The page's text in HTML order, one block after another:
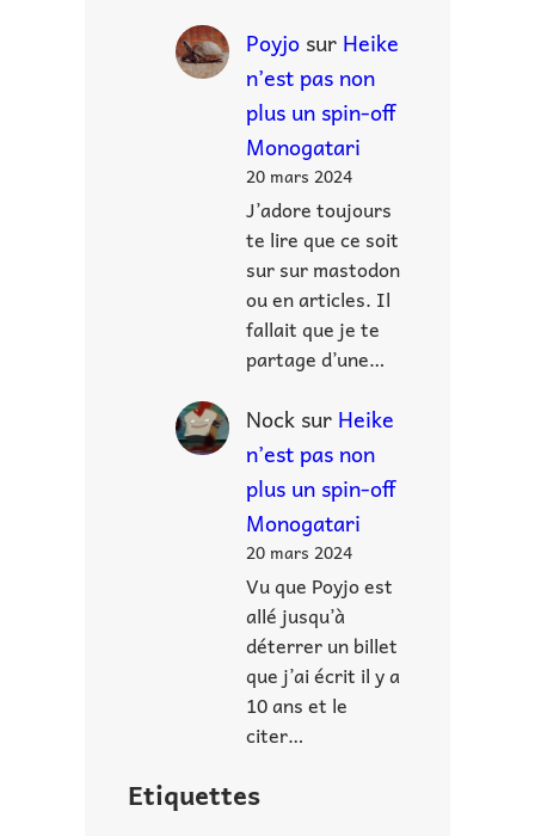
Poyjosur Heike
n’est pas non
plus un spin-off
Monogatari
20 mars 2024
J’adore toujours
te lire que ce soit
sur sur mastodon
ou en articles. Il
fallait que je te
partage d’une…
Nocksur Heike
n’est pas non
plus un spin-off
Monogatari
20 mars 2024
Vu que Poyjo est
allé jusqu’à
déterrer un billet
que j’ai écrit il y a
10 ans et le
citer…
Etiquettes